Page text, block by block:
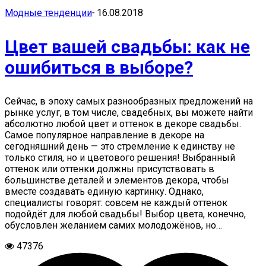
Модные тенденции- 16.08.2018
Цвет вашей свадьбы: как не
ошибиться в выборе?
Сейчас, в эпоху самых разнообразных предложений на
рынке услуг, в том числе, свадебных, вы можете найти
абсолютно любой цвет и оттенок в декоре свадьбы.
Самое популярное направление в декоре на
сегодняшний день — это стремление к единству не
только стиля, но и цветового решения! Выбранный
оттенок или оттенки должны присутствовать в
большинстве деталей и элементов декора, чтобы
вместе создавать единую картинку. Однако,
специалисты говорят: совсем не каждый оттенок
подойдёт для любой свадьбы! Выбор цвета, конечно,
обусловлен желанием самих молодожёнов, но…
47376